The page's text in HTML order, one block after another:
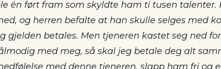
én ført fram som skyldte ham ti tusen talenter.
og herren befalte at han skulle selges med
gjelden betales. Men tjeneren kastet seg ned
med meg, så skal jeg betale deg alt
med denne tjeneren, slapp ham fri og